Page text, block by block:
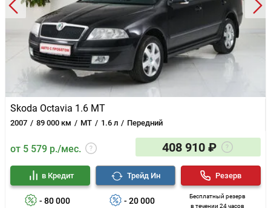
Skoda Octavia 1.6 MT
2007 89 000 км MT 1.6 л Передний
от 5 579 р./мес. 408 910 ₽
- 80 000
в Кредит
- 20 000
Трейд Ин
Бесплатный резерв
в течении 24 часов
Резерв